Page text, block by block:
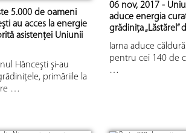
5.000 de oameni
au acces la energie
asistenţei Uniunii
Hânceşti şi-au
primăriile la
…
06 nov, 2017 -
aduce energia
grădiniţa „Lăstărel”
Iarna aduce
pentru cei 140 de
…